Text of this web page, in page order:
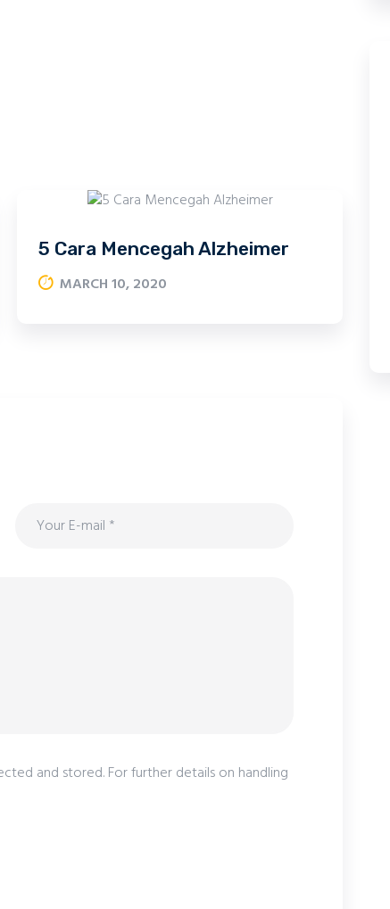
5 Cara Mencegah Alzheimer
MARCH 10, 2020
and stored. For further details on handling